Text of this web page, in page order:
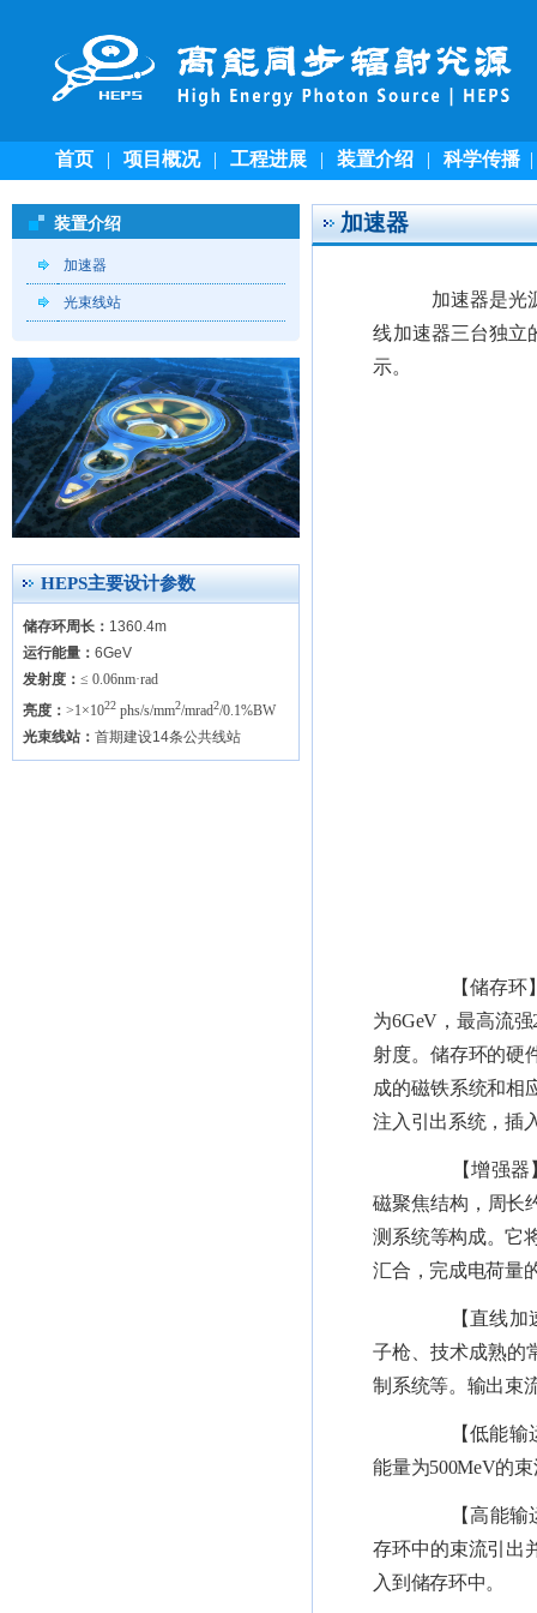
首页 | 项目概况 | 工程进展 | 装置介绍 | 科学传播
装置介绍
加速器
光束线站
HEPS主要设计参数
储存环周长： 1360.4m
运行能量： 6GeV
发射度： ≤ 0.06nm·rad
亮度： >1×1022 phs/s/mm2/mrad2/0.1%BW
光束线站： 首期建设14条公共线站
加速器
加速器是光
线加速器三台独立
示。
【储存环
为6GeV ，最高流强
射度。储存环的硬
成的磁铁系统和相
注入引出系统，插
【增强器
磁聚焦结构，周长
测系统等构成。它
汇合，完成电荷量
【直线加
子枪、技术成熟的
制系统等。输出束
【低能输
能量为500MeV的
【高能输
存环中的束流引出
入到储存环中。